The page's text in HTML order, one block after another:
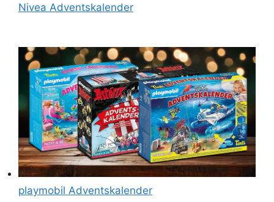
Nivea Adventskalender
playmobil Adventskalender